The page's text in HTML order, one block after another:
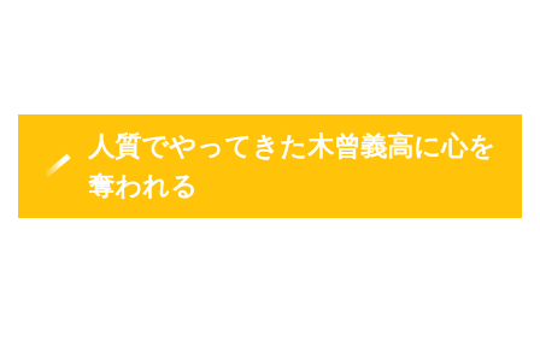
人質でやってきた木曾義高に心を
奪われる